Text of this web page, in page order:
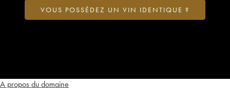
A propos du domaine
VOUS POSSÉDEZ UN VIN IDENTIQUE ?